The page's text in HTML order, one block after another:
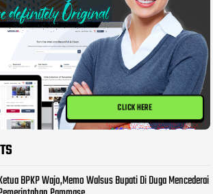
CLICK HERE
BPKP Wajo,Memo Walsus Bupati Di Duga Mencederai